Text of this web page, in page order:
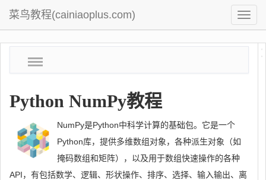
基
菜鸟教程(cainiaoplus.com)
Python NumPy教程
NumPy是Python中科学计算的基础包。它是一个
Python库，提供多维数组对象，各种派生对象（如
掩码数组和矩阵），以及用于数组快速操作的各种
API，有包括数学、逻辑、形状操作、排序、选择、输入输出、离